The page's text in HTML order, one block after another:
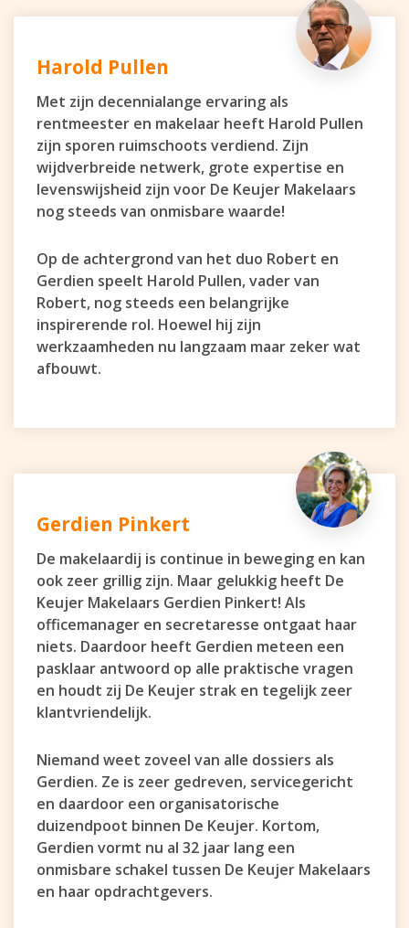
Harold Pullen
Met zijn decennialange ervaring als
rentmeester en makelaar heeft Harold Pullen
zijn sporen ruimschoots verdiend. Zijn
wijdverbreide netwerk, grote expertise en
levenswijsheid zijn voor De Keujer Makelaars
nog steeds van onmisbare waarde!
Op de achtergrond van het duo Robert en
Gerdien speelt Harold Pullen, vader van
Robert, nog steeds een belangrijke
inspirerende rol. Hoewel hij zijn
werkzaamheden nu langzaam maar zeker wat
afbouwt.
Gerdien Pinkert
De makelaardij is continue in beweging en kan
ook zeer grillig zijn. Maar gelukkig heeft De
Keujer Makelaars Gerdien Pinkert! Als
officemanager en secretaresse ontgaat haar
niets. Daardoor heeft Gerdien meteen een
pasklaar antwoord op alle praktische vragen
en houdt zij De Keujer strak en tegelijk zeer
klantvriendelijk.
Niemand weet zoveel van alle dossiers als
Gerdien. Ze is zeer gedreven, servicegericht
en daardoor een organisatorische
duizendpoot binnen De Keujer. Kortom,
Gerdien vormt nu al 32 jaar lang een
onmisbare schakel tussen De Keujer Makelaars
en haar opdrachtgevers.